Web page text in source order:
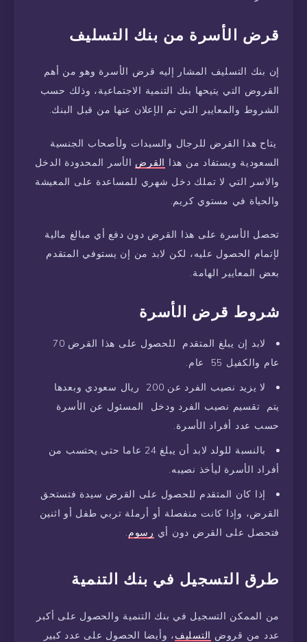
قرض الأسرة من بنك التسليف
إن بنك التسليف المشار إليه قرض الأسرة وهو من أهم
القروض التي يتيحها بنك التنمية الاجتماعية، وذلك حسب
الشروط والمعايير التي تم الإعلان عنها من قبل البنك.
يتاح هذا القرض للرجال والسيدات ولأصحاب الجنسية
السعودية ويستفاد من هذا القرض الأسر المحدودة الدخل
والاسر التي لا تملك دخل شهري للمساعدة على المعيشة
والحياة في مستوي كريم.
تحصل الأسرة على هذا القرض دون دفع أي مبالغ مالية
لإتمام الحصول عليه، لكن لابد من إن يستوفي المتقدم
بعض المعايير الهامة.
شروط قرض الأسرة
عام والكفيل 55 عام.
لا يزيد نصيب الفرد عن 200 ريال سعودي وبعدها
يتم تقسيم نصيب الفرد ودخل المسئول عن الأسرة
حسب عدد أفراد الأسرة.
بالنسبة للولد لابد أن يبلغ 24 عاما حتى يحتسب من
أفراد الأسرة ليأخذ نصيبه.
إذا كان المتقدم للحصول على القرض سيدة فتستحق
القرض، وإذا كانت منفصلة أو أرملة تربي طفل أو اثنين
فتحصل على القرض دون أي رسوم.
طرق التسجيل في بنك التنمية
من الممكن التسجيل في بنك التنمية والحصول على أكبر
عدد من قروض التسليف، وأيضا الحصول على عدد كبير